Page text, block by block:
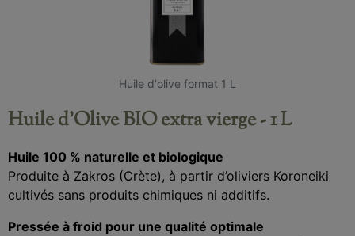
Huile d'Olive BIO extra vierge - 1 L
Huile 100 % naturelle et biologique
Produite à Zakros (Crète), à partir d’oliviers Koroneiki
cultivés sans produits chimiques ni additifs.
Pressée à froid pour une qualité optimale
Huile d'olive format 1 L